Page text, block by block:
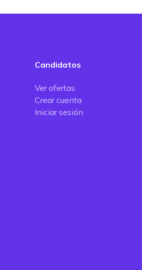
Candidatos
Ver ofertas
Crear cuenta
Iniciar sesión